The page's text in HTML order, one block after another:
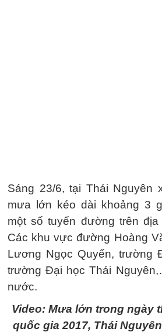
Sáng 23/6, tại Thái Nguyên
mưa lớn kéo dài khoảng 3
một số tuyến đường trên
Các khu vực đường Hoàng
Lương Ngọc Quyến, trường
trường Đại học Thái
nước.
Video: Mưa lớn trong ngày
quốc gia 2017, Thái